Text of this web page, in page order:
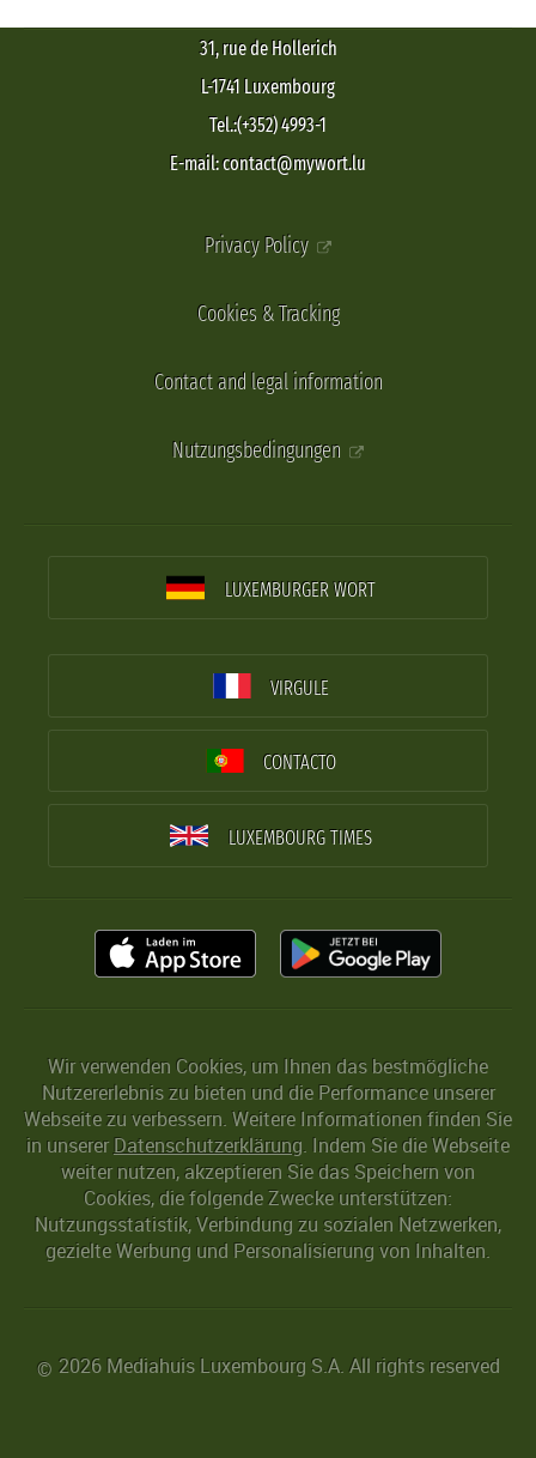
31, rue de Hollerich
L-1741 Luxembourg
Tel.:(+352) 4993-1
E-mail: contact@mywort.lu
Privacy Policy
Cookies & Tracking
Contact and legal information
Nutzungsbedingungen
LUXEMBURGER WORT
VIRGULE
CONTACTO
LUXEMBOURG TIMES
Wir verwenden Cookies, um Ihnen das bestmögliche
Nutzererlebnis zu bieten und die Performance unserer
Webseite zu verbessern. Weitere Informationen finden Sie
in unserer Datenschutzerklärung. Indem Sie die Webseite
weiter nutzen, akzeptieren Sie das Speichern von
Cookies, die folgende Zwecke unterstützen:
Nutzungsstatistik, Verbindung zu sozialen Netzwerken,
gezielte Werbung und Personalisierung von Inhalten.
© 2026 Mediahuis Luxembourg S.A. All rights reserved